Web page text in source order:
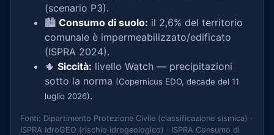
(scenario P3).
🏙️ Consumo di suolo: il 2,6% del territorio
comunale è impermeabilizzato/edificato
(ISPRA 2024).
🌵 Siccità: livello Watch — precipitazioni
sotto la norma (Copernicus EDO, decade del 11
luglio 2026).
Fonti: Dipartimento Protezione Civile (classificazione sismica) ·
ISPRA IdroGEO (rischio idrogeologico) · ISPRA Consumo di